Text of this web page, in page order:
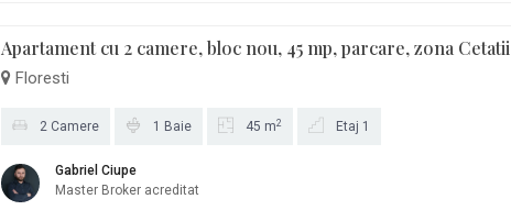
Apartament cu 2 camere, bloc nou, 45 mp, parcare, zona Cetatii
Floresti
2 Camere 1 Baie 45 m2 Etaj 1
Gabriel Ciupe
Master Broker acreditat